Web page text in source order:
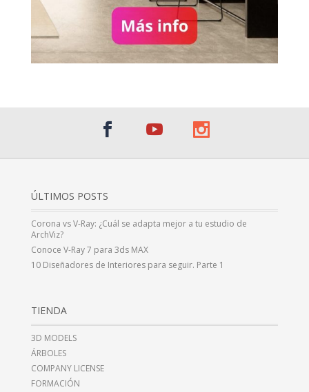
ÚLTIMOS POSTS
Corona vs V-Ray: ¿Cuál se adapta mejor a tu estudio de
ArchViz?
Conoce V-Ray 7 para 3ds MAX
10 Diseñadores de Interiores para seguir. Parte 1
TIENDA
3D MODELS
ÁRBOLES
COMPANY LICENSE
FORMACIÓN